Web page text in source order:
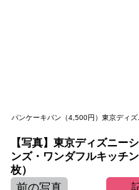
パンケーキパン（4,500円）東京ディ
【写真】東京ディズニー
ンズ・ワンダフルキッチ
枚）